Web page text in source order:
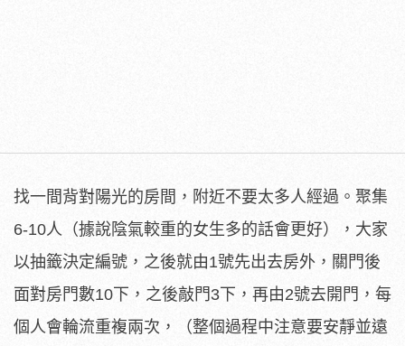
找一間背對陽光的房間，附近不要太多人經過。聚集
6-10人（據說陰氣較重的女生多的話會更好），大家
以抽籤決定編號，之後就由1號先出去房外，關門後
面對房門數10下，之後敲門3下，再由2號去開門，每
個人會輪流重複兩次，（整個過程中注意要安靜並遠